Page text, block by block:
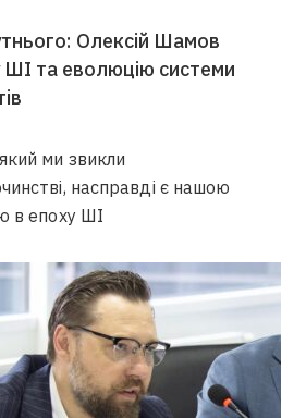
Олексій Шамов
ШІ та еволюцію системи
ми звикли
насправді є нашою
в епоху ШІ